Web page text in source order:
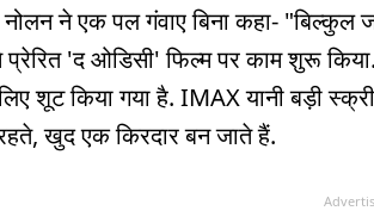
ने एक पल गंवाए बिना कहा- "बिल्कुल
प्रेरित 'द ओडिसी' फिल्म पर काम शुरू
शूट किया गया है. IMAX यानी बड़ी
खुद एक किरदार बन जाते हैं.